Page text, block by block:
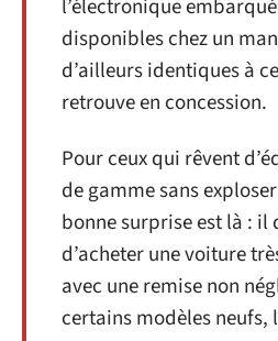
l’électronique
disponibles chez un
d’ailleurs identiques à
retrouve en concession.
Pour ceux qui rêvent
de gamme sans
bonne surprise est là : il
d’acheter une voiture
avec une remise non
certains modèles neufs,